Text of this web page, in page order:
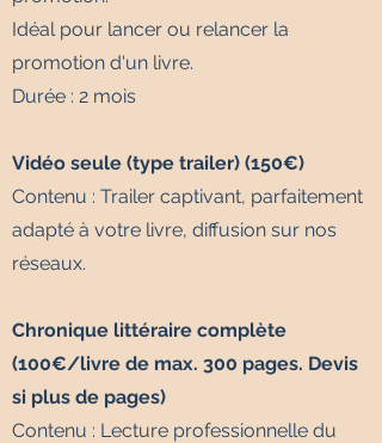
Idéal pour lancer ou relancer la
promotion d'un livre.
Durée : 2 mois
Vidéo seule (type trailer) (150€)
Contenu : Trailer captivant, parfaitement
adapté à votre livre, diffusion sur nos
réseaux.
Chronique littéraire complète
(100€/livre de max. 300 pages. Devis
si plus de pages)
Contenu : Lecture professionnelle du